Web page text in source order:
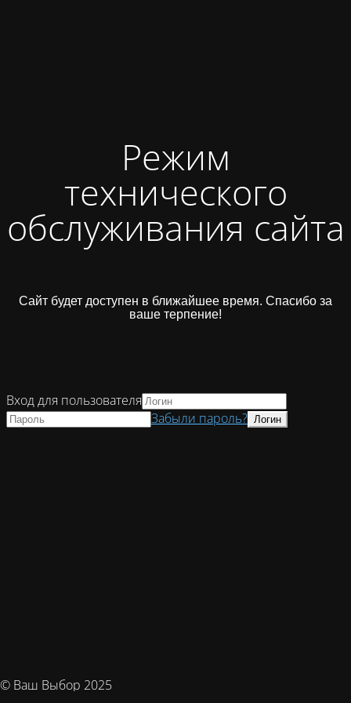
Режим
технического
обслуживания сайта
Сайт будет доступен в ближайшее время. Спасибо за
ваше терпение!
© Ваш Выбор 2025
Вход для пользователя
Забыли пароль?